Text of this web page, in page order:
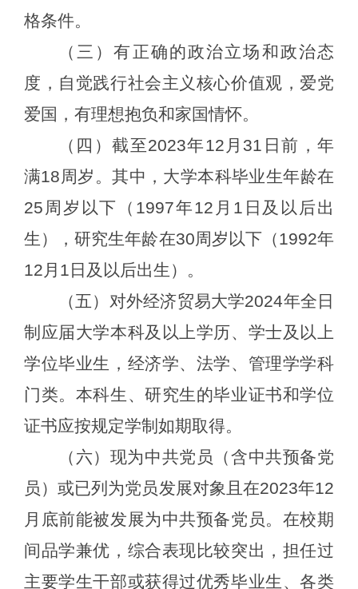
格条件。
（三）有正确的政治立场和政治态
度，自觉践行社会主义核心价值观，爱党
爱国，有理想抱负和家国情怀。
（四）截至2023年12月31日前，年
满18周岁 。其中，大学本科毕业生年龄在
25周岁以下（1997年12 月 1日及以后出
生），研究生年龄在30周岁以下（1992年
12月 1日及以后出生）。
（五） 对外经济贸易大学2024年全日
制应届大学本科及以上学历、学士及以上
学位毕业生， 经济学、法学、管理学学科
门类。本科生、研究生的毕业证书和学位
证书应按规定学制如期取得。
（六）现为中共党员（含中共预备党
员）或已列为党员发展对象且在2023年12
月 底前能被发展为中共预备党员。 在校期
间品学兼优，综合表现比较突出， 担任过
主要学生干部或获得过优秀毕业生、各类